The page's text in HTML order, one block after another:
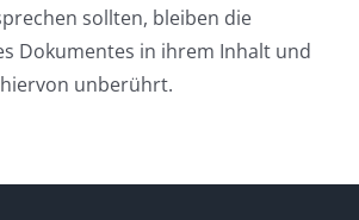
sollten, bleiben die
Dokumentes in ihrem Inhalt und
unberührt.